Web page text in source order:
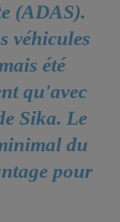
(ADAS).
véhicules
été
qu'avec
Sika. Le
du
pour